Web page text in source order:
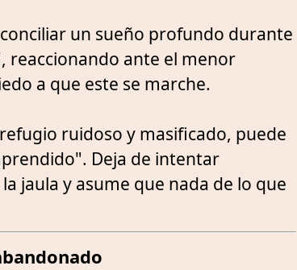
un sueño profundo durante
reaccionando ante el menor
a que este se marche.
ruidoso y masificado, puede
Deja de intentar
jaula y asume que nada de lo que